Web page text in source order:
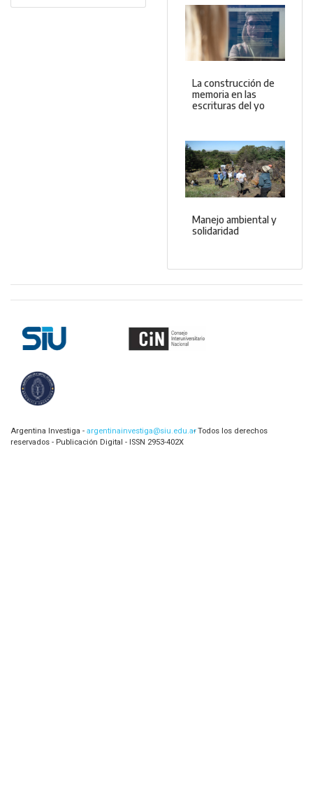
La construcción de
memoria en las
escrituras del yo
Manejo ambiental y
solidaridad
Argentina Investiga - argentinainvestiga@siu.edu.ar- Todos los derechos
reservados - Publicación Digital - ISSN 2953-402X